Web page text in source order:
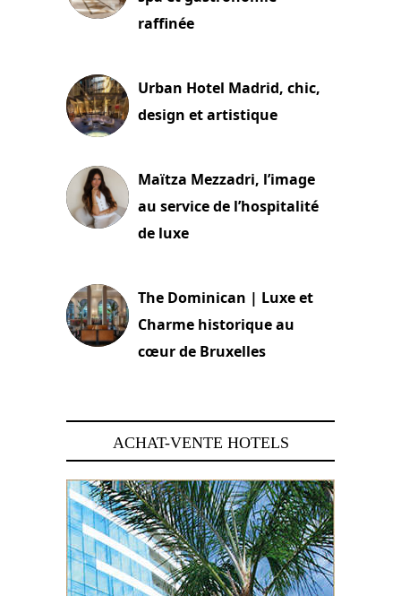
raffinée
Urban Hotel Madrid, chic,
design et artistique
Maïtza Mezzadri, l’image
au service de l’hospitalité
de luxe
The Dominican | Luxe et
Charme historique au
cœur de Bruxelles
ACHAT-VENTE HOTELS